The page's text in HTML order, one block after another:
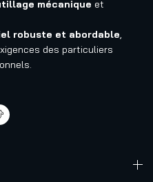
mécanique et
robuste et abordable
des particuliers